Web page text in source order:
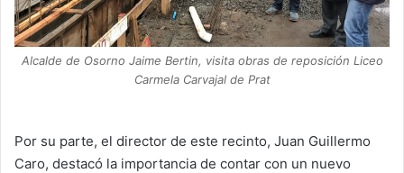
Alcalde de Osorno Jaime Bertin, visita obras de reposición Liceo
Carmela Carvajal de Prat
Por su parte, el director de este recinto, Juan Guillermo
Caro, destacó la importancia de contar con un nuevo